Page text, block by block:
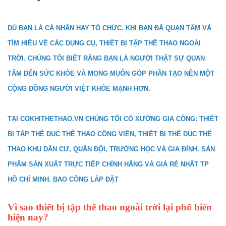
DÙ BẠN LÀ CÁ NHÂN HAY TỔ CHỨC. KHI BẠN ĐÃ QUAN TÂM VÀ
TÌM HIỂU VỀ CÁC DỤNG CỤ, THIẾT BỊ TẬP THỂ THAO NGOÀI
TRỜI. CHÚNG TÔI BIẾT RẰNG BẠN LÀ NGƯỜI THẬT SỰ QUAN
TÂM ĐẾN SỨC KHỎE VÀ MONG MUỐN GÓP PHẦN TẠO NÊN MỘT
CỘNG ĐỒNG NGƯỜI VIỆT KHỎE MẠNH HƠN.
TẠI COKHITHETHAO.VN CHÚNG TÔI CÓ XƯỞNG GIA CÔNG: THIẾT
BỊ TẬP THỂ DỤC THỂ THAO CÔNG VIÊN, THIẾT BỊ THỂ DỤC THỂ
THAO KHU DÂN CƯ, QUÂN ĐỘI, TRƯỜNG HỌC VÀ GIA ĐÌNH. SẢN
PHẨM SẢN XUẤT TRỰC TIẾP CHÍNH HÃNG VÀ GIÁ RẺ NHẤT TP
HỒ CHÍ MINH. BAO CÔNG LẮP ĐẶT
Vì sao thiết bị tập thể thao ngoài trời lại phổ biến
hiện nay?